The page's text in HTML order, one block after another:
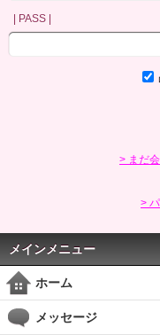
| PASS |
> まだ
>
メインメニュー
ホーム
メッセージ